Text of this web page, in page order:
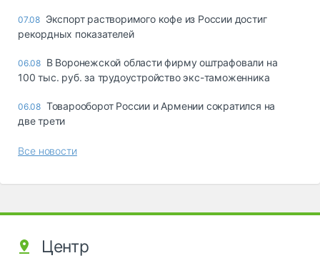
07.08 Экспорт растворимого кофе из России достиг
рекордных показателей
06.08 В Воронежской области фирму оштрафовали на
100 тыс. руб. за трудоустройство экс-таможенника
06.08 Товарооборот России и Армении сократился на
две трети
Все новости
Центр